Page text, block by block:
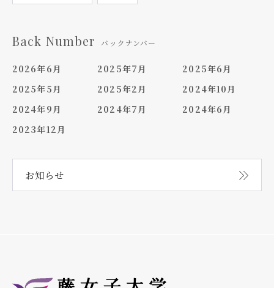
Back Number バックナンバー
2026年6月 2025年7月
2025年6月
2025年5月
2025年2月
2024年10月
2024年9月
2024年7月
2024年6月
2023年12月
お知らせ